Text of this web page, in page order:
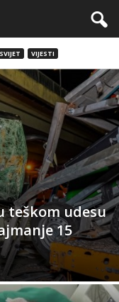
SVIJET VIJESTI
teškom udesu
15